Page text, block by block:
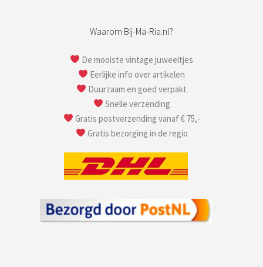
Waarom Bij-Ma-Ria.nl?
De mooiste vintage juweeltjes
Eerlijke info over artikelen
Duurzaam en goed verpakt
Snelle verzending
Gratis postverzending vanaf € 75,-
Gratis bezorging in de regio